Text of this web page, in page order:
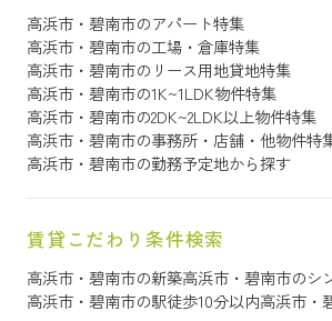
高浜市・碧南市のアパート特集
高浜市・碧南市の工場・倉庫特集
高浜市・碧南市のリース用地貸地特集
高浜市・碧南市の1K~1LDK物件特集
高浜市・碧南市の2DK~2LDK以上物件特集
高浜市・碧南市の事務所・店舗・他物件特
高浜市・碧南市の勤務予定地から探す
賃貸こだわり条件検索
高浜市・碧南市の新築高浜市・碧南市のシ
高浜市・碧南市の駅徒歩10分以内高浜市・